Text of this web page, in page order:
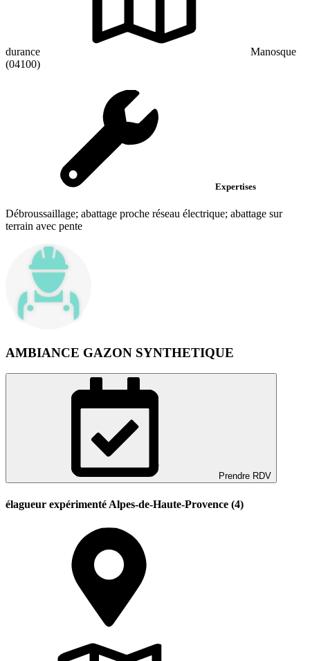
durance
Manosque
(04100)
Expertises
Débroussaillage; abattage proche réseau électrique; abattage sur
terrain avec pente
AMBIANCE GAZON SYNTHETIQUE
Prendre RDV
élagueur expérimenté Alpes-de-Haute-Provence (4)